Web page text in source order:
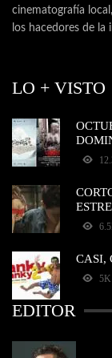
cinematografía
los hacedores de
LO + VISTO
CASI,
5K
EDITOR